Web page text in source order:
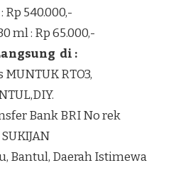
Rp 540.000,-
ml : Rp 65.000,-
di :
RTO3,
Bank BRI No rek
Bantul, Daerah Istimewa